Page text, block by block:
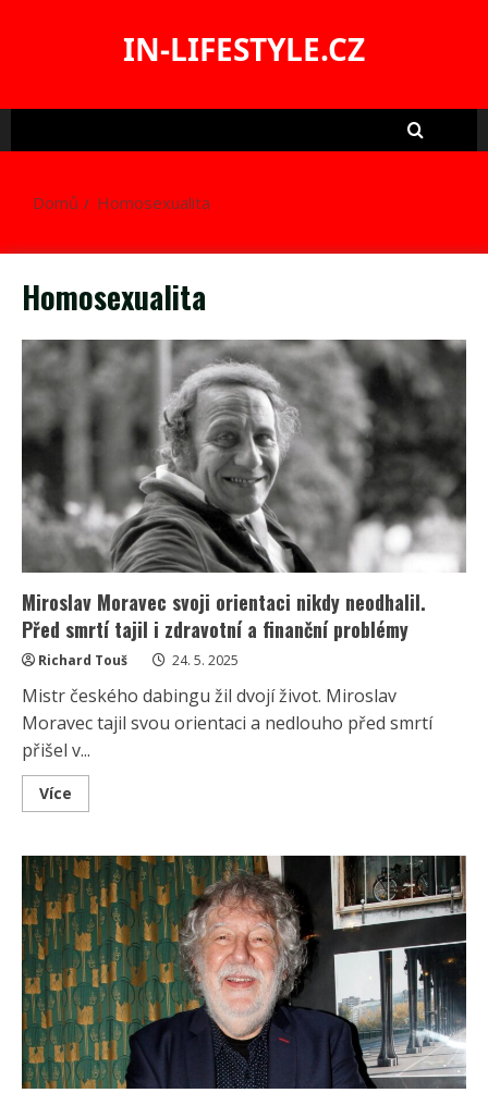
IN-LIFESTYLE.CZ
Domů Homosexualita
Homosexualita
Miroslav Moravec svoji orientaci nikdy neodhalil.
Před smrtí tajil i zdravotní a finanční problémy
Richard Touš 24. 5. 2025
Mistr českého dabingu žil dvojí život. Miroslav
Moravec tajil svou orientaci a nedlouho před smrtí
přišel v...
Více
more
Moravec
svoji
orientaci
nikdy
neodhalil.
Před
smrtí
tajil
i
zdravotní
a
finanční
problémy